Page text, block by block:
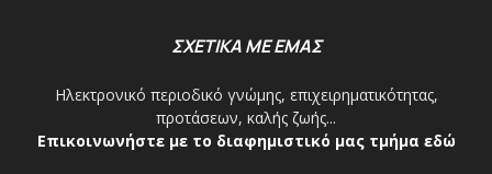
ΣΧΕΤΙΚΑ ΜΕ ΕΜΑΣ
Ηλεκτρονικό περιοδικό γνώμης, επιχειρηματικότητας,
προτάσεων, καλής ζωής...
Επικοινωνήστε με το διαφημιστικό μας τμήμα εδώ